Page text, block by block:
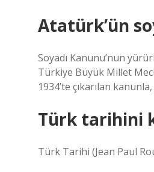
Atatürk’ün
Soyadı Kanunu’nun
Türkiye Büyük Millet
1934’te çıkarılan
Türk tarihini
Türk Tarihi (Jean Paul